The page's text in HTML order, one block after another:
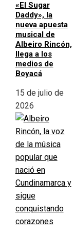
«El Sugar
Daddy», la
nueva apuesta
musical de
Albeiro Rincón,
llega a los
medios de
Boyacá
15 de julio de
2026